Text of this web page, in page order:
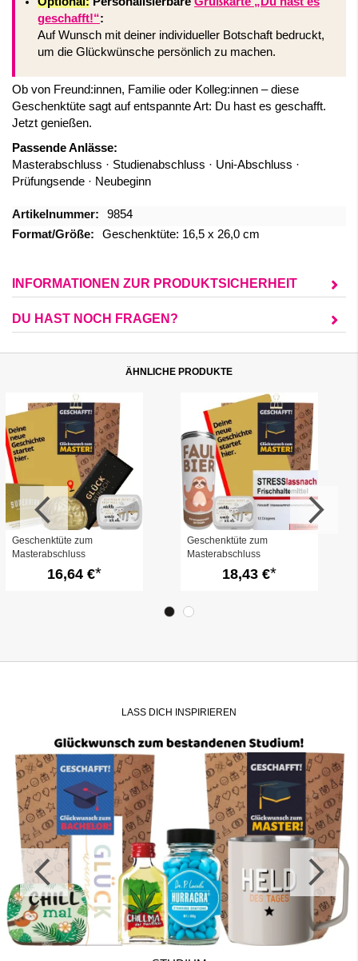
geschafft!“:
Auf Wunsch mit deiner individueller Botschaft bedruckt,
um die Glückwünsche persönlich zu machen.
Ob von Freund:innen, Familie oder Kolleg:innen – diese
Geschenktüte sagt auf entspannte Art: Du hast es geschafft.
Jetzt genießen.
Passende Anlässe:
Masterabschluss · Studienabschluss · Uni-Abschluss ·
Prüfungsende · Neubeginn
Mehr
Informationen
9854
Geschenktüte: 16,5 x 26,0 cm
INFORMATIONEN ZUR PRODUKTSICHERHEIT
DU HAST NOCH FRAGEN?
ÄHNLICHE PRODUKTE
Geschenktüte zum
Masterabschluss
„Glückwunsch zum Master“
16,64 €
Geschenktüte zum
Masterabschluss
„Glückwunsch zum Master“
18,43 €
LASS DICH INSPIRIEREN